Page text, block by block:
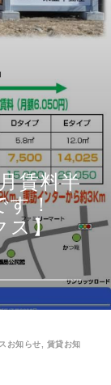
閲覧履歴
賃料半
す！
ス】
お知らせ
賃貸お知